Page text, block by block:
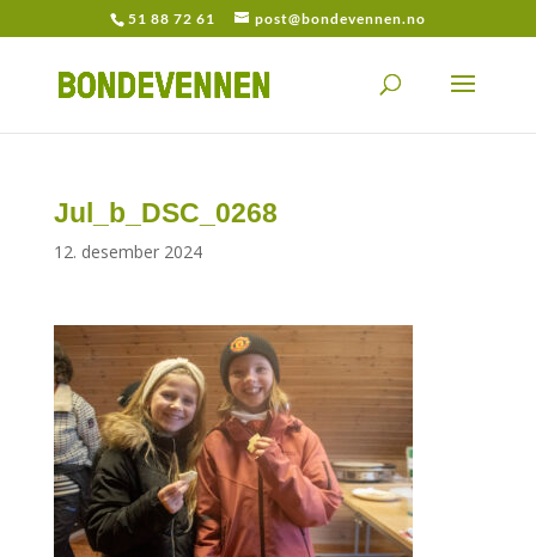
51 88 72 61 post@bondevennen.no
Jul_b_DSC_0268
12. desember 2024